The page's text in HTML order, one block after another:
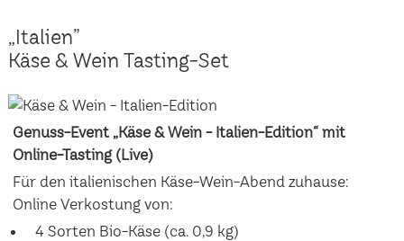
„Italien”
Käse & Wein Tasting-Set
Genuss-Event „Käse & Wein - Italien-Edition“ mit
Online-Tasting (Live)
Für den italienischen Käse-Wein-Abend zuhause:
Online Verkostung von:
4 Sorten Bio-Käse (ca. 0,9 kg)